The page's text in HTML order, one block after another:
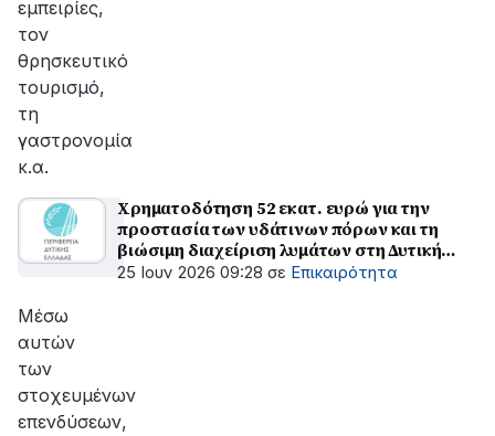
εμπειρίες,
τον
θρησκευτικό
τουρισμό,
τη
γαστρονομία
κ.α.
Χρηματοδότηση 52 εκατ. ευρώ για την
προστασία των υδάτινων πόρων και τη
βιώσιμη διαχείριση λυμάτων στη Δυτική
Ελλάδα
25 Ιουν 2026 09:28 σε Επικαιρότητα
Μέσω
αυτών
των
στοχευμένων
επενδύσεων,